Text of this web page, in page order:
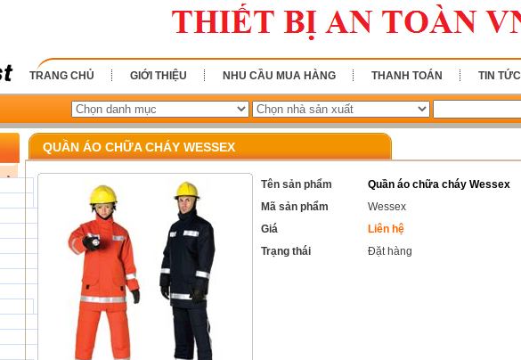
TRANG CHỦ GIỚI THIỆU NHU CẦU MUA HÀNG THANH TOÁN TIN TỨC
QUẦN ÁO CHỮA CHÁY WESSEX
Tên sản phẩm
Quần áo chữa cháy Wessex
Mã sản phẩm
Wessex
Giá
Liên hệ
Trạng thái
Đặt hàng